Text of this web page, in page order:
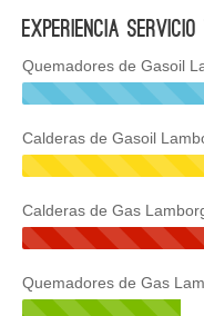
Experiencia Servicio
Quemadores de Gasoil
Calderas de Gasoil
Calderas de Gas
Quemadores de Gas